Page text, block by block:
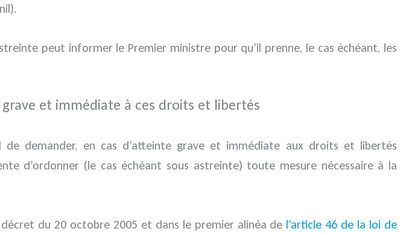
peut informer le Premier ministre pour qu’il prenne, le cas échéant, les
et immédiate à ces droits et libertés
demander, en cas d’atteinte grave et immédiate aux droits et libertés
d’ordonner (le cas échéant sous astreinte) toute mesure nécessaire à la
du 20 octobre 2005 et dans le premier alinéa de l’article 46 de la loi de